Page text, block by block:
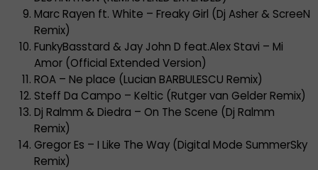
Marc Rayen ft. White – Freaky Girl (Dj Asher & ScreeN
Remix)
FunkyBasstard & Jay John D feat.Alex Stavi – Mi
Amor (Official Extended Version)
ROA – Ne place (Lucian BARBULESCU Remix)
Steff Da Campo – Keltic (Rutger van Gelder Remix)
Dj Ralmm & Diedra – On The Scene (Dj Ralmm
Remix)
Gregor Es – I Like The Way (Digital Mode SummerSky
Remix)